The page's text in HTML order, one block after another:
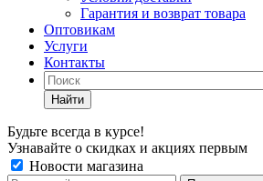
Гарантия и возврат товара
Оптовикам
Услуги
Контакты
Найти
Будьте всегда в курсе!
Узнавайте о скидках и акциях первым
Новости магазина